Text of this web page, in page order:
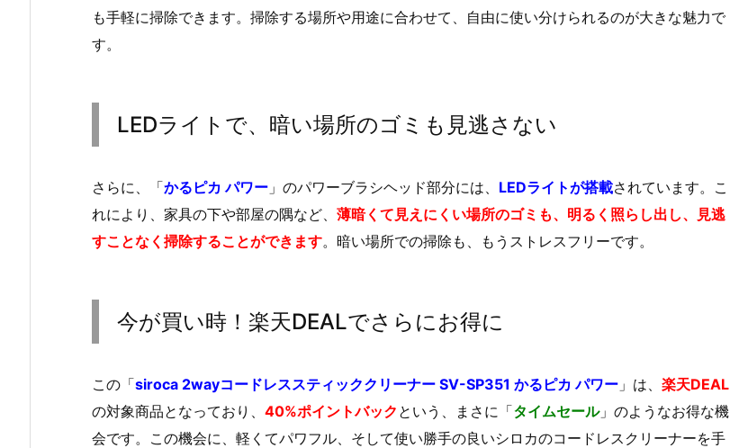
も手軽に掃除できます。掃除する場所や用途に合わせて、自由に使い分けられるのが大きな魅力で
す。
LEDライトで、暗い場所のゴミも見逃さない
さらに、「かるピカ パワー 」のパワーブラシヘッド部分には、 LEDライトが搭載されています。こ
れにより、家具の下や部屋の隅など、 薄暗くて見えにくい場所のゴミも、明るく照らし出し、見逃
すことなく掃除することができます。暗い場所での掃除も、もうストレスフリーです。
今が買い時！楽天DEALでさらにお得に
この「siroca 2wayコードレススティッククリーナー SV-SP351 かるピカ パワー 」は、 楽天DEAL
の対象商品となっており、 40%ポイントバック という、まさに「タイムセール」のようなお得な機
会です。この機会に、軽くてパワフル、そして使い勝手の良いシロカのコードレスクリーナーを手